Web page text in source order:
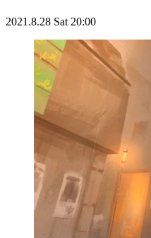
2021.8.28 Sat 20:00